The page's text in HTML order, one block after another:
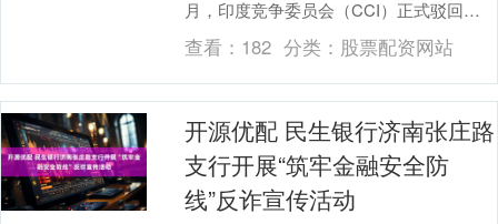
月，印度竞争委员会（CCI）正式驳回了
苹果公司的暂缓申请，拟以“违反数据本地
化....
查看： 182 分类： 股票配资网站
开源优配 民生银行济南张庄路
支行开展“筑牢金融安全防
线”反诈宣传活动